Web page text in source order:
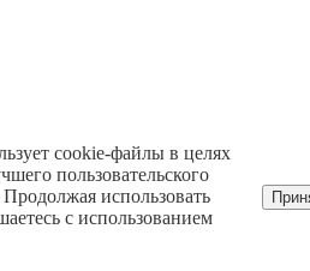
cookie-файлы в целях
пользовательского
использовать
с использованием